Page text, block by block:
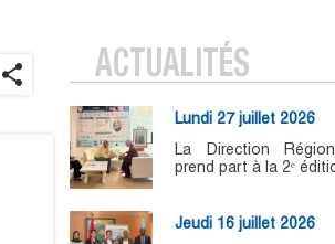
ACTUALITÉS
Lundi 27 juillet 2026
La Direction
prend part à la 2ᵉ
Jeudi 16 juillet 2026